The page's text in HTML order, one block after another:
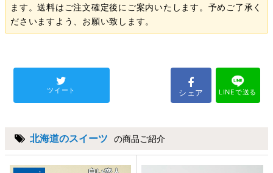
ます。送料はご注文確定後にご案内いたします。予めご了承く
ださいますよう、お願い致します。
ツイート シェア LINEで送る
北海道のスイーツ の商品ご紹介